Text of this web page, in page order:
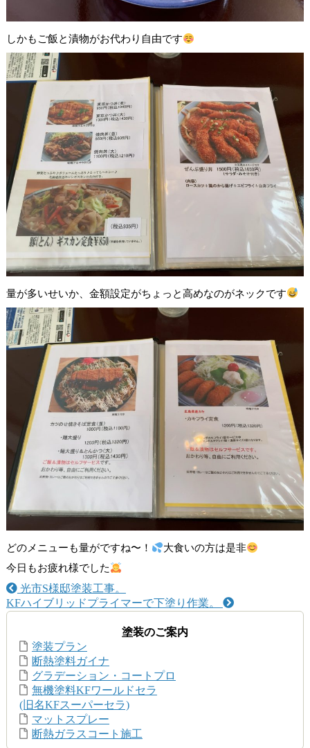
しかもご飯と漬物がお代わり自由です
量が多いせいか、金額設定がちょっと高めなのがネックです
どのメニューも量がですね〜！
大食いの方は是非
今日もお疲れ様でした
光市S様邸塗装工事。
KFハイブリッドプライマーで下塗り作業。
塗装のご案内
塗装プラン
断熱塗料ガイナ
グラデーション・コートプロ
無機塗料KFワールドセラ
(旧名KFスーパーセラ)
マットスプレー
断熱ガラスコート施工